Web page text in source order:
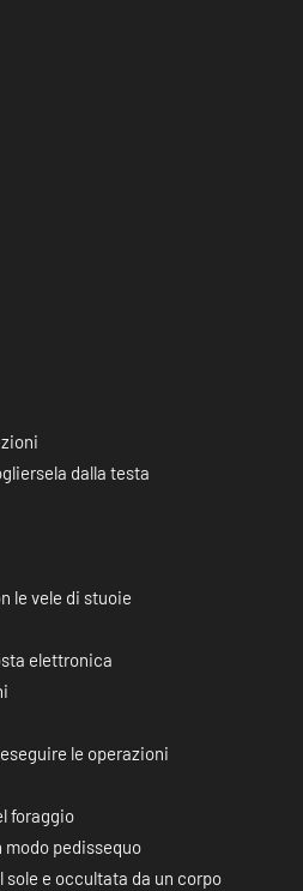
dalla testa
le vele di stuoie
elettronica
le operazioni
foraggio
modo pedissequo
sole e occultata da un corpo